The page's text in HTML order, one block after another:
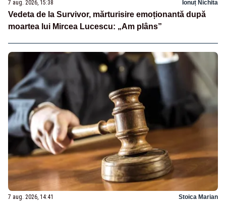
7 aug. 2026, 15:38 Ionuț Nichita
Vedeta de la Survivor, mărturisire emoționantă după
moartea lui Mircea Lucescu: „Am plâns”
7 aug. 2026, 14:41 Stoica Marian